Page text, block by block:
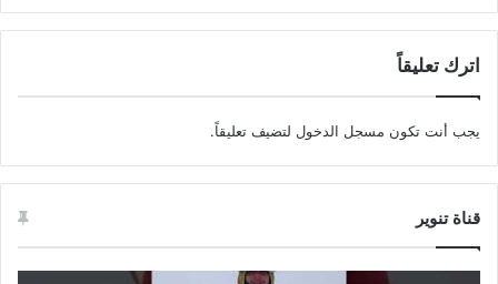
اترك تعليقاً
يجب أنت تكون مسجل الدخول لتضيف تعليقاً.
قناة تنوير